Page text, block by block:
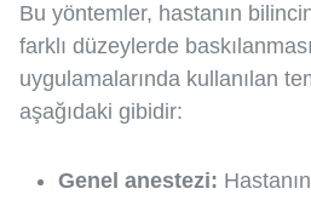
Bu yöntemler, hastanın
farklı düzeylerde
uygulamalarında kullanılan
aşağıdaki gibidir:
Genel anestezi: